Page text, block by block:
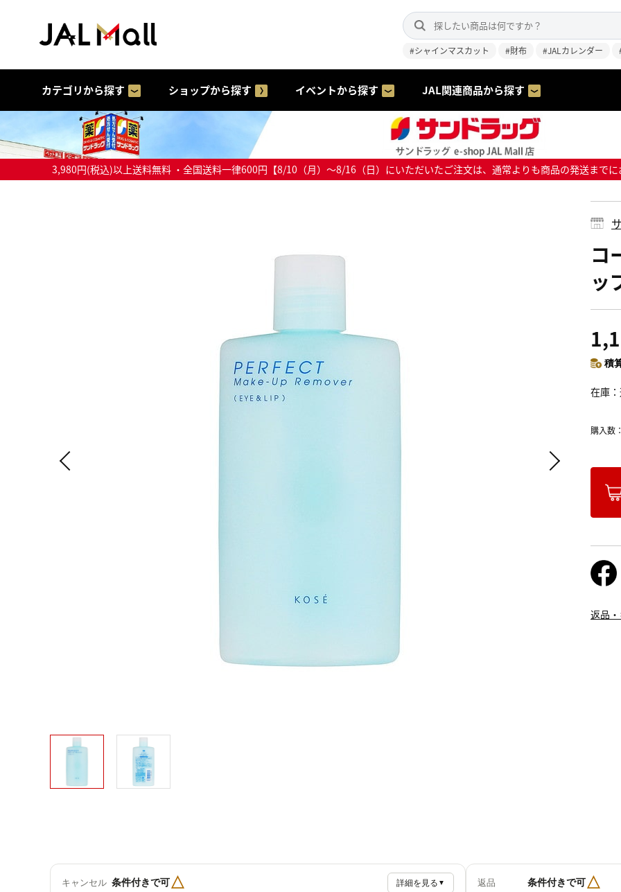
#シャインマスカット #財布 #JALカレンダー
カテゴリから探す ショップから探す イベントから探す JAL関連商品から探す
3,980円(税込)以上送料無料 ・全国送料一律600円【8/10（月）～8/16（日）にいただいたご注文は、通常よりも商品の発送まで
コ
ッ
積
在庫
購入数
返品
キャンセル 条件付きで可△ 詳細を見る ▼ 返品 条件付きで可△